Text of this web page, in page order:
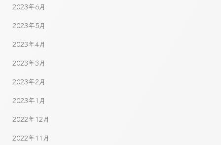
2023年6月
2023年5月
2023年4月
2023年3月
2023年2月
2023年1月
2022年12月
2022年11月